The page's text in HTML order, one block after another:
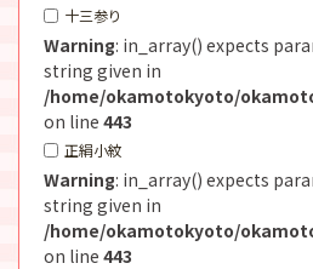
十三参り
Warning: in_array() expects
string given in
/home/okamotokyoto/
on line 443
正絹小紋
Warning: in_array() expects
string given in
/home/okamotokyoto/
on line 443